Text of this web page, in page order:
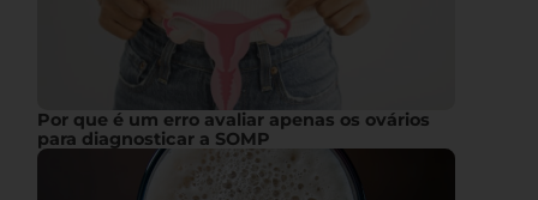
Por que é um erro avaliar apenas os ovários
para diagnosticar a SOMP